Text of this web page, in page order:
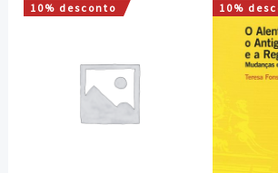
10% desconto
O
era:
6,50 €.
O
é:
5,85 €.
10%
O
era: